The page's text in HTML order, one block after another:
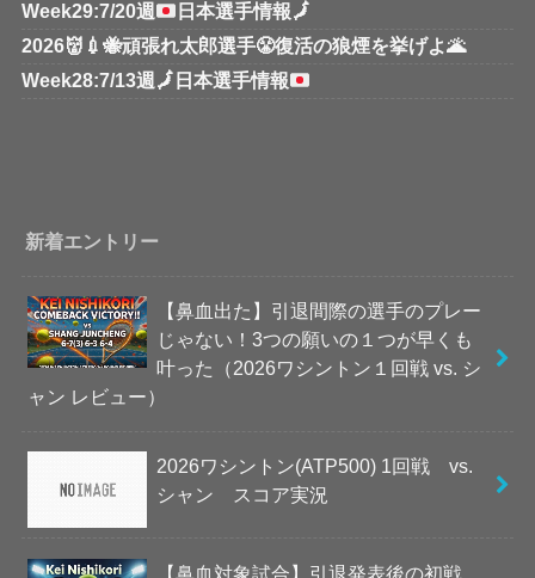
Week29:7/20週
日本選手情報🗾
2026👹💉🐝頑張れ太郎選手😤復活の狼煙を挙げよ🌋
Week28:7/13週 🗾 日本選手情報
新着エントリー
【鼻血出た】引退間際の選手のプレー
じゃない！3つの願いの１つが早くも
叶った（2026ワシントン１回戦 vs. シ
ャン レビュー）
2026ワシントン(ATP500) 1回戦 vs.
シャン スコア実況
【鼻血対象試合】引退発表後の初戦、